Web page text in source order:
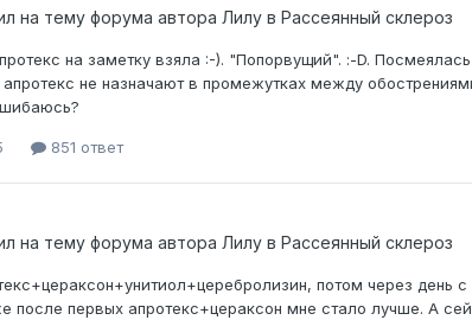
на тему форума автора Лилу в Рассеянный склероз
на заметку взяла :-). "Попорвущий". :-D.
апротекс не назначают в промежутках между
851 ответ
на тему форума автора Лилу в Рассеянный склероз
потом через
после первых апротекс+цераксон мне стало лучше. А